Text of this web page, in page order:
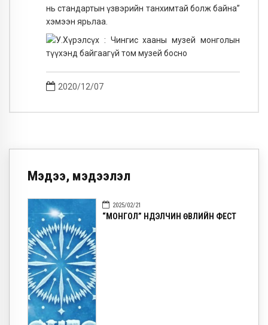
нь стандартын үзвэрийн танхимтай болж байна”
хэмээн ярьлаа.
2020/12/07
Мэдээ, мэдээлэл
2025/02/21
“МОНГОЛ” НҮҮДЭЛЧИН ӨВЛИЙН ФЕСТ